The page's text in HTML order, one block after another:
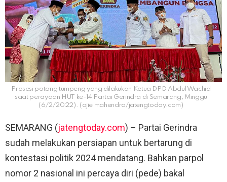
Prosesi potong tumpeng yang dilakukan Ketua DPD Abdul Wachid
saat perayaan HUT ke-14 Partai Gerindra di Semarang, Minggu
(6/2/2022). (ajie mahendra/jatengtoday.com)
SEMARANG (jatengtoday.com) – Partai Gerindra
sudah melakukan persiapan untuk bertarung di
kontestasi politik 2024 mendatang. Bahkan parpol
nomor 2 nasional ini percaya diri (pede) bakal